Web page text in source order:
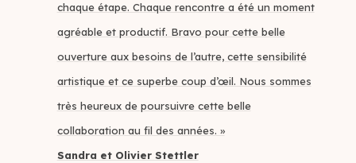
chaque étape. Chaque rencontre a été un moment
agréable et productif. Bravo pour cette belle
ouverture aux besoins de l’autre, cette sensibilité
artistique et ce superbe coup d’œil. Nous sommes
très heureux de poursuivre cette belle
collaboration au fil des années. »
Sandra et Olivier Stettler